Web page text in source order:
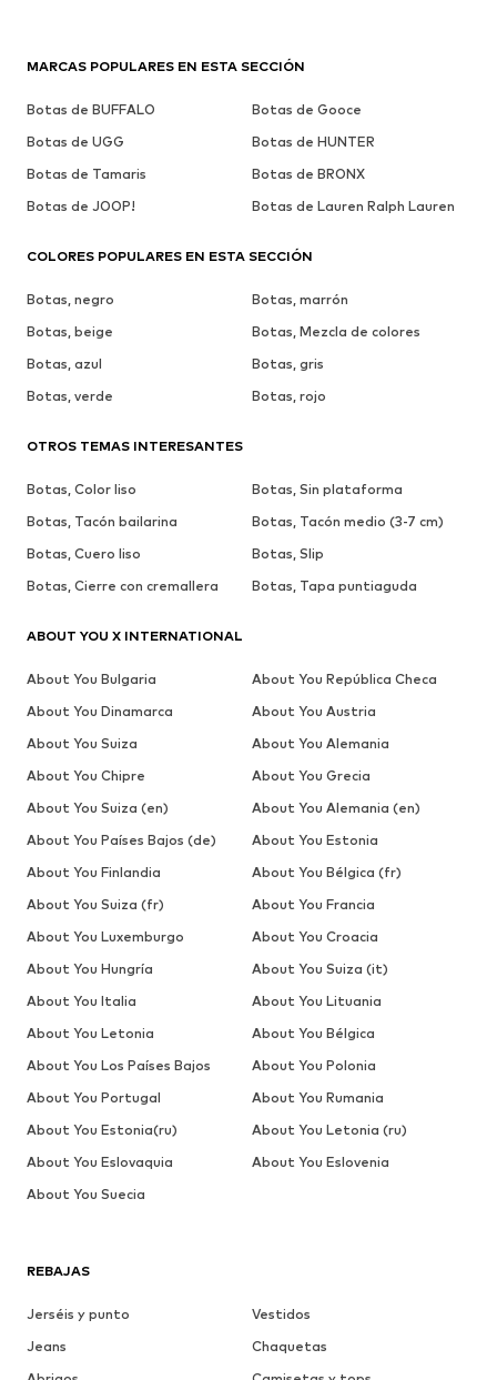
REBAJAS
Jerséis y punto
Vestidos
Jeans
Chaquetas
MARCAS POPULARES EN ESTA SECCIÓN
Botas de BUFFALO
Botas de Gooce
Botas de UGG
Botas de HUNTER
Botas de Tamaris
Botas de BRONX
Botas de JOOP!
Botas de Lauren Ralph Lauren
COLORES POPULARES EN ESTA SECCIÓN
Botas, negro
Botas, marrón
Botas, beige
Botas, Mezcla de colores
Botas, azul
Botas, gris
Botas, verde
Botas, rojo
OTROS TEMAS INTERESANTES
Botas, Color liso
Botas, Sin plataforma
Botas, Tacón bailarina
Botas, Tacón medio (3-7 cm)
Botas, Cuero liso
Botas, Slip
Botas, Cierre con cremallera
Botas, Tapa puntiaguda
ABOUT YOU X INTERNATIONAL
About You Bulgaria
About You República Checa
About You Dinamarca
About You Austria
About You Suiza
About You Alemania
About You Chipre
About You Grecia
About You Suiza (en)
About You Alemania (en)
About You Países Bajos (de)
About You Estonia
About You Finlandia
About You Bélgica (fr)
About You Suiza (fr)
About You Francia
About You Luxemburgo
About You Croacia
About You Hungría
About You Suiza (it)
About You Italia
About You Lituania
About You Letonia
About You Bélgica
About You Los Países Bajos
About You Polonia
About You Portugal
About You Rumania
About You Estonia(ru)
About You Letonia (ru)
About You Eslovaquia
About You Eslovenia
About You Suecia